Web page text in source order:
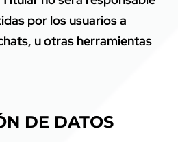
por los usuarios a
u otras herramientas
DE DATOS